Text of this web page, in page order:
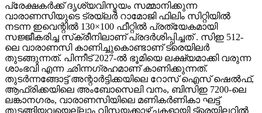
പ്രേക്ഷകർക്ക് ദൃശ്യവിസ്മയം സമ്മാനിക്കുന്ന
വാരാണസിയുടെ ട്രയ്ലർ റാമോജി ഫിലിം സിറ്റിയിൽ
നടന്ന ഇവെന്റിൽ 130×100 ഫീറ്റിൽ പ്രത്യേകമായി
സജ്ജീകരിച്ച സ്‌ക്രീനിലാണ് പ്രദർശിപ്പിച്ചത് . സിഇ 512-
ലെ വാരാണസി കാണിച്ചുകൊണ്ടാണ് ട്രെയിലര്‍
തുടങ്ങുന്നത്. പിന്നീട് 2027-ല്‍ ഭൂമിയെ ലക്ഷ്യമാക്കി വരുന്ന
ശാംഭവി എന്ന ഛിന്നഗ്രഹമാണ് കാണിക്കുന്നത്.
തുടര്‍ന്നങ്ങോട്ട് അന്റാര്‍ട്ടിക്കയിലെ റോസ് ഐസ് ഷെല്‍ഫ്,
ആഫ്രിക്കയിലെ അംബോസെലി വനം, ബിസിഇ 7200-ലെ
ലങ്കാനഗരം, വാരാണസിയിലെ മണികര്‍ണികാ ഘട്ട്
തുടങ്ങിയവയെല്ലാം വിസ്മയക്കാഴ്ചകളായി ട്രെയിലറില്‍